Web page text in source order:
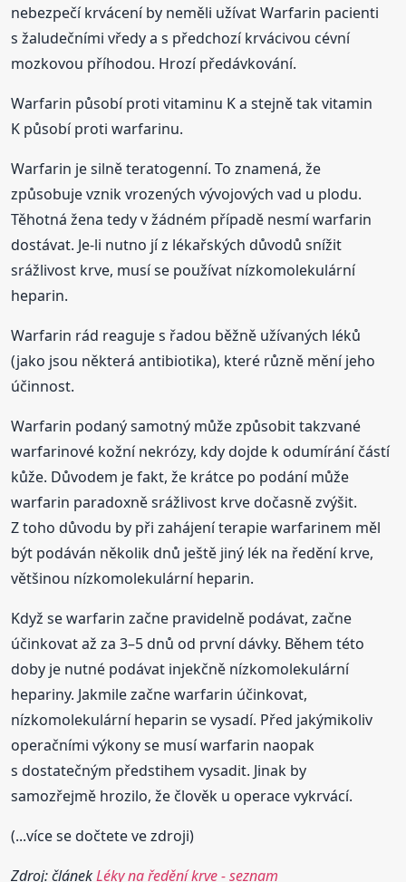
nebezpečí krvácení by neměli užívat Warfarin pacienti
s žaludečními vředy a s předchozí krvácivou cévní
mozkovou příhodou. Hrozí předávkování.
Warfarin působí proti vitaminu K a stejně tak vitamin
K působí proti warfarinu.
Warfarin je silně teratogenní. To znamená, že
způsobuje vznik vrozených vývojových vad u plodu.
Těhotná žena tedy v žádném případě nesmí warfarin
dostávat. Je-li nutno jí z lékařských důvodů snížit
srážlivost krve, musí se používat nízkomolekulární
heparin.
Warfarin rád reaguje s řadou běžně užívaných léků
(jako jsou některá antibiotika), které různě mění jeho
účinnost.
Warfarin podaný samotný může způsobit takzvané
warfarinové kožní nekrózy, kdy dojde k odumírání částí
kůže. Důvodem je fakt, že krátce po podání může
warfarin paradoxně srážlivost krve dočasně zvýšit.
Z toho důvodu by při zahájení terapie warfarinem měl
být podáván několik dnů ještě jiný lék na ředění krve,
většinou nízkomolekulární heparin.
Když se warfarin začne pravidelně podávat, začne
účinkovat až za 3–5 dnů od první dávky. Během této
doby je nutné podávat injekčně nízkomolekulární
hepariny. Jakmile začne warfarin účinkovat,
nízkomolekulární heparin se vysadí. Před jakýmikoliv
operačními výkony se musí warfarin naopak
s dostatečným předstihem vysadit. Jinak by
samozřejmě hrozilo, že člověk u operace vykrvácí.
(...více se dočtete ve zdroji)
Zdroj: článekLéky na ředění krve - seznam